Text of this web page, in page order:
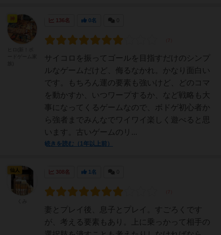
136名 0名
サイコロを振ってゴールを目指すだけのシンプ
ルなゲームだけど、侮るなかれ。かなり面白い
です。もちろん運の要素も強いけど、どのコマ
を動かすか、いつワープするか、など戦略も大
事になってくるゲームなので、ボドゲ初心者か
ら強者までみんなでワイワイ楽しく遊べると思
います。古いゲームのリ...
続きを読む（1年以上前）
神
308名 1名
妻とプレイ後、息子とプレイ。すごろくです
が、考える要素もあり。上に乗っかって相手の
仙人